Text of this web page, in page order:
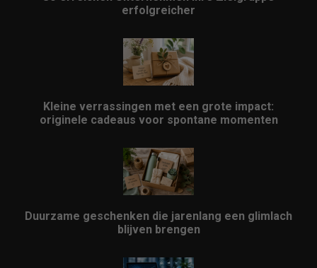
erfolgreicher
Kleine verrassingen met een grote impact:
originele cadeaus voor spontane momenten
Duurzame geschenken die jarenlang een glimlach
blijven brengen